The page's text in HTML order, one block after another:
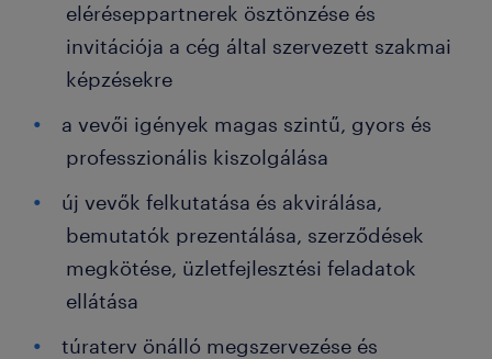
eléréseppartnerek ösztönzése és
invitációja a cég által szervezett szakmai
képzésekre
a vevői igények magas szintű, gyors és
professzionális kiszolgálása
új vevők felkutatása és akvirálása,
bemutatók prezentálása, szerződések
megkötése, üzletfejlesztési feladatok
ellátása
túraterv önálló megszervezése és